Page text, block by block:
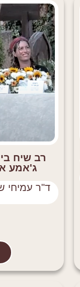
רב שיח
ג'אמע א
ד"ר עמיחי